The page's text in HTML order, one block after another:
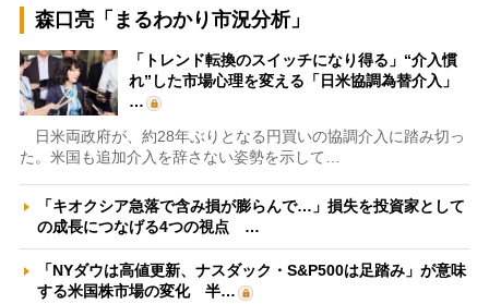
森口亮「まるわかり市況分析」
「トレンド転換のスイッチになり得る」“介入慣
れ”した市場心理を変える「日米協調為替介入」
…
日米両政府が、約28年ぶりとなる円買いの協調介入に踏み切っ
た。米国も追加介入を辞さない姿勢を示して…
「キオクシア急落で含み損が膨らんで…」損失を投資家として
の成長につなげる4つの視点 …
「NYダウは高値更新、ナスダック・S&P500は足踏み」が意味
する米国株市場の変化 半…